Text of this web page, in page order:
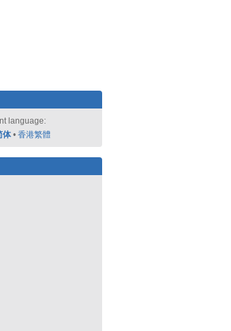
language:
体 • 香港繁體